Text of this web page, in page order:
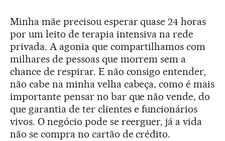
Minha mãe precisou esperar quase 24 horas
por um leito de terapia intensiva na rede
privada. A agonia que compartilhamos com
milhares de pessoas que morrem sem a
chance de respirar. E não consigo entender,
não cabe na minha velha cabeça, como é mais
importante pensar no bar que não vende, do
que garantia de ter clientes e funcionários
vivos. O negócio pode se reerguer, já a vida
não se compra no cartão de crédito.